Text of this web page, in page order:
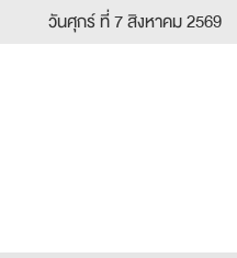
วันศุกร์ ที่ 7 สิงหาคม 2569